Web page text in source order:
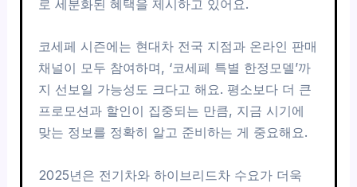
로 세분화된 혜택을 제시하고 있어요.
코세페 시즌에는 현대차 전국 지점과 온라인 판매
채널이 모두 참여하며, ‘코세페 특별 한정모델’까
지 선보일 가능성도 크다고 해요. 평소보다 더 큰
프로모션과 할인이 집중되는 만큼, 지금 시기에
맞는 정보를 정확히 알고 준비하는 게 중요해요.
2025년은 전기차와 하이브리드차 수요가 더욱